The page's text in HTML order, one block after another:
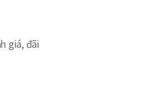
giá, đãi